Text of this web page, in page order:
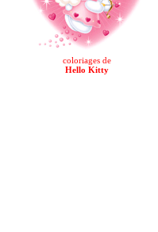
coloriages de
Hello Kitty